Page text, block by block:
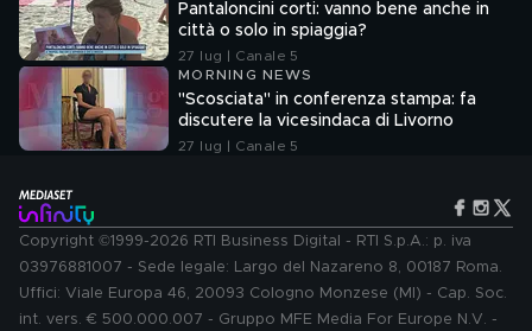
Pantaloncini corti: vanno bene anche in
città o solo in spiaggia?
27 lug | Canale 5
MORNING NEWS
"Scosciata" in conferenza stampa: fa
discutere la vicesindaca di Livorno
27 lug | Canale 5
Copyright ©1999-2026 RTI Business Digital - RTI S.p.A.: p. iva
03976881007 - Sede legale: Largo del Nazareno 8, 00187 Roma.
Uffici: Viale Europa 46, 20093 Cologno Monzese (MI) - Cap. Soc.
int. vers. € 500.000.007 - Gruppo MFE Media For Europe N.V. -